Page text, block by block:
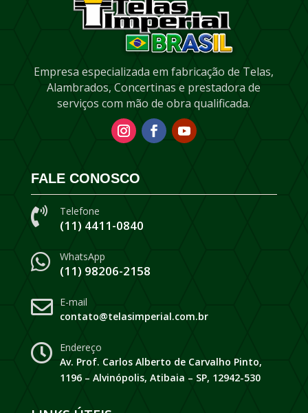
Empresa especializada em fabricação de Telas,
Alambrados, Concertinas e prestadora de
serviços com mão de obra qualificada.
FALE CONOSCO
 Telefone
(11) 4411-0840
 WhatsApp
(11) 98206-2158
 E-mail
contato@telasimperial.com.br

Endereço
Av. Prof. Carlos Alberto de Carvalho Pinto,
1196 – Alvinópolis, Atibaia – SP, 12942-530